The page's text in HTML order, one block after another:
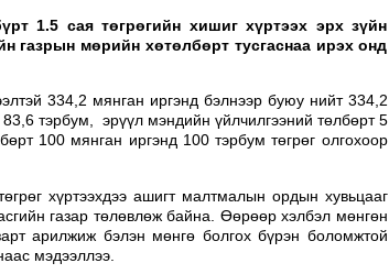
1.5 сая төгрөгийн хишиг хүртээх эрх зүйн
газрын мөрийн хөтөлбөрт тусгаснаа ирэх онд
334,2 мянган иргэнд бэлнээр буюу нийт 334,2
тэрбум, эрүүл мэндийн үйлчилгээний төлбөрт 5
100 мянган иргэнд 100 тэрбум төгрөг олгохоор
хүртээхдээ ашигт малтмалын ордын хувьцааг
газар төлөвлөж байна. Өөрөөр хэлбэл мөнгөн
арилжиж бэлэн мөнгө болгох бүрэн боломжтой
мэдээллээ.